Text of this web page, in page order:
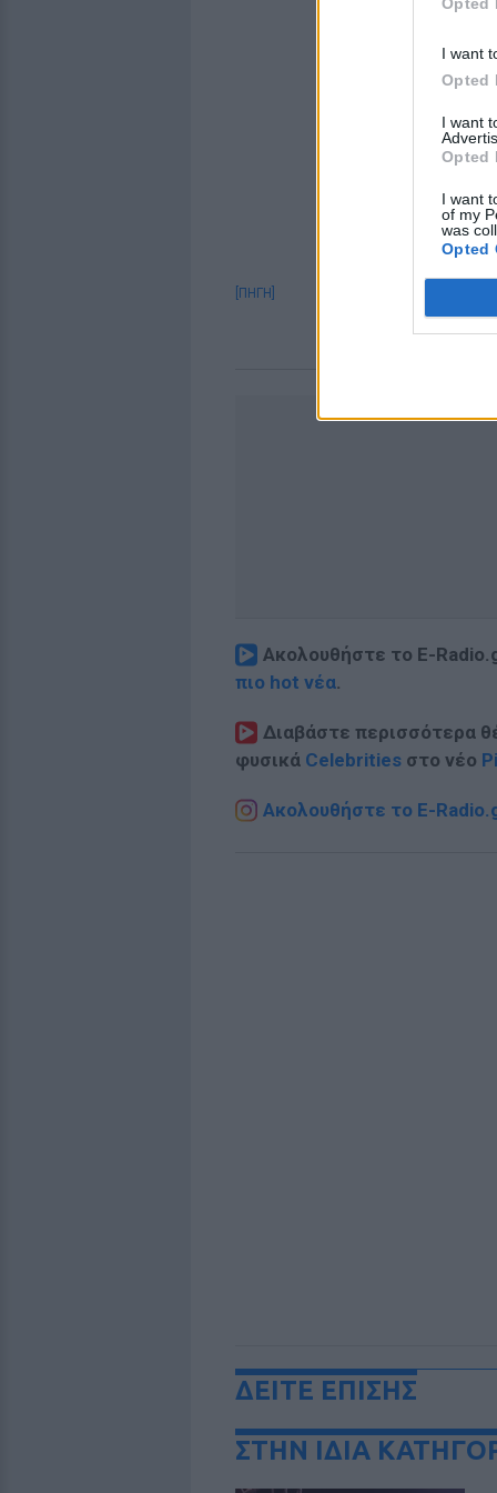
I want
Opted
I want
Opted
I want
of my
was
Opted
[ΠΗΓΗ]
Ακολουθήστε το E-
πιο hot νέα.
Διαβάστε περισσότερα
φυσικά Celebrities στο νέο
Ακολουθήστε το E-
ΔΕΙΤΕ ΕΠΙΣΗΣ
ΣΤΗΝ ΙΔΙΑ